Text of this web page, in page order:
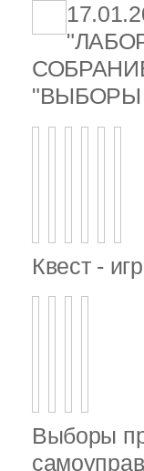
"ВЫБОРЫ
Квест -
Выборы